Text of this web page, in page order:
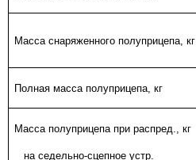
Масса снаряженного полуприцепа, кг
Полная масса полуприцепа, кг
Масса полуприцепа при распред., кг
на седельно-сцепное устр.